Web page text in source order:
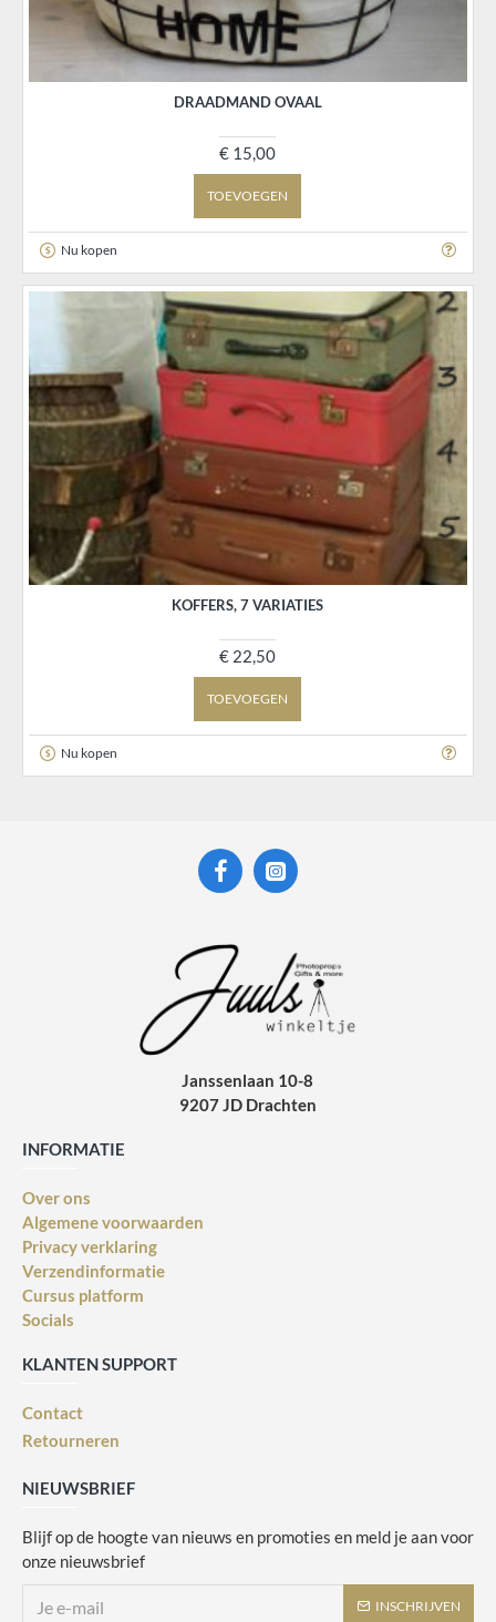
DRAADMAND OVAAL
€ 15,00
TOEVOEGEN
Nu kopen
KOFFERS, 7 VARIATIES
€ 22,50
TOEVOEGEN
Nu kopen
Janssenlaan 10-8
9207 JD Drachten
INFORMATIE
Over ons
Algemene voorwaarden
Privacy verklaring
Verzendinformatie
Cursus platform
Socials
KLANTEN SUPPORT
Contact
Retourneren
NIEUWSBRIEF
Blijf op de hoogte van nieuws en promoties en meld je aan voor
onze nieuwsbrief
INSCHRIJVEN